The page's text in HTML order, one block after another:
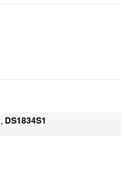
, DS1834S1